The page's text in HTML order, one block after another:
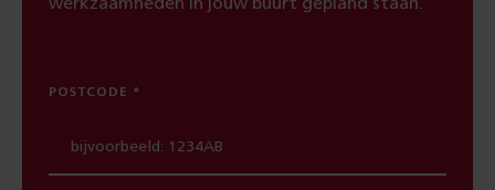
POSTCODE